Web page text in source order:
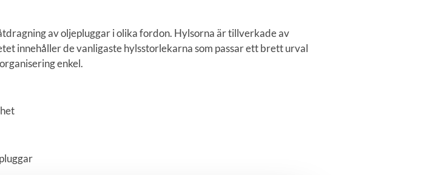
av oljepluggar i olika fordon. Hylsorna är tillverkade av
innehåller de vanligaste hylsstorlekarna som passar ett brett urval
enkel.